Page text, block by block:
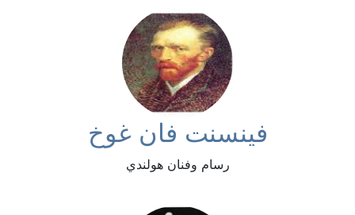
فينسنت فان غوخ
رسام وفنان هولندي